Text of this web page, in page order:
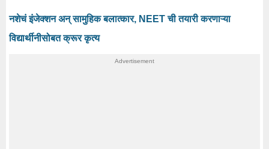
नशेचं इंजेक्शन अन् सामुहिक बलात्कार, NEET ची तयारी करणाऱ्या
विद्यार्थीनीसोबत क्रूर कृत्य